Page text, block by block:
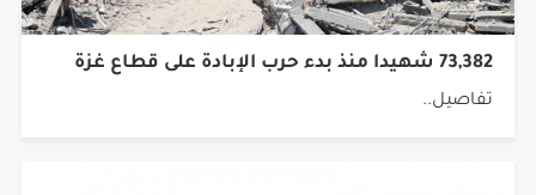
73,382 شهيدا منذ بدء حرب الإبادة على قطاع غزة
تفاصيل..